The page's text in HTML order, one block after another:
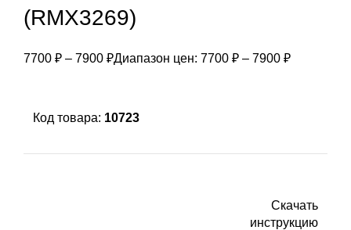
(RMX3269)
7700 ₽ – 7900 ₽Диапазон цен: 7700 ₽ – 7900 ₽
Код товара: 10723
Скачать
инструкцию